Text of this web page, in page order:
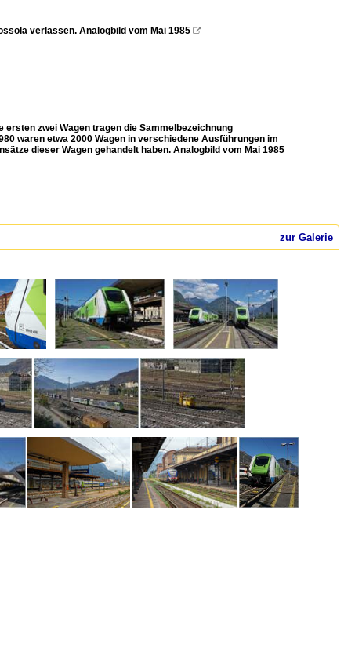
verlassen. Analogbild vom Mai 1985 
zwei Wagen tragen die Sammelbezeichnung
waren etwa 2000 Wagen in verschiedene Ausführungen im
dieser Wagen gehandelt haben. Analogbild vom Mai 1985
zur Galerie